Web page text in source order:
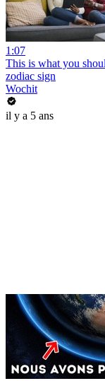
1:07
This is what you
zodiac sign
Wochit
il y a 5 ans